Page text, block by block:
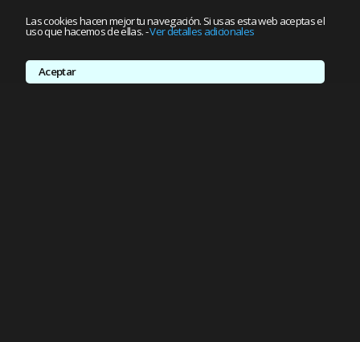
Las cookies hacen mejor tu navegación. Si usas esta web aceptas el
uso que hacemos de ellas.-Ver detalles adicionales
Aceptar